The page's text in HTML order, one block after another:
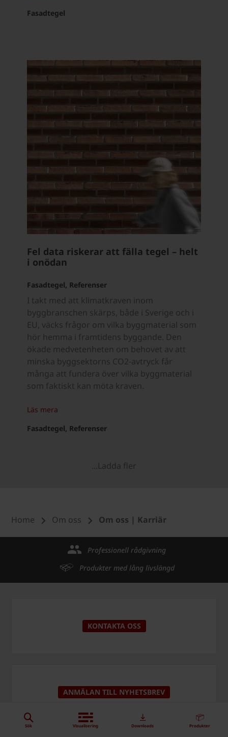
Fasadtegel
Fel data riskerar att fälla tegel – helt
i onödan
Fasadtegel, Referenser
I takt med att klimatkraven inom
byggbranschen skärps, både i Sverige och i
EU, väcks frågor om vilka byggmaterial som
hör hemma i framtidens byggande. Den
ökade medvetenheten om behovet av att
minska byggsektorns CO2-avtryck får
många att fundera över vilka byggmaterial
som faktiskt kan möta kraven.
Läs mera
Fasadtegel, Referenser
...Ladda fler
Sök Visualisering Downloads Produkter
Home Om oss Om oss | Karriär
Professionell rådgivning
Produkter med lång livslängd
KONTAKTA OSS
ANMÄLAN TILL NYHETSBREV